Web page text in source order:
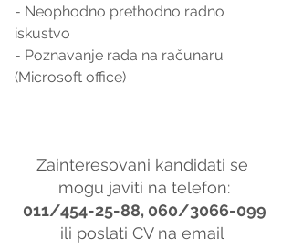
- Neophodno prethodno radno
iskustvo
- Poznavanje rada na računaru
(Microsoft office)
Zainteresovani kandidati se
mogu javiti na telefon:
011/454-25-88, 060/3066-099
ili poslati CV na email